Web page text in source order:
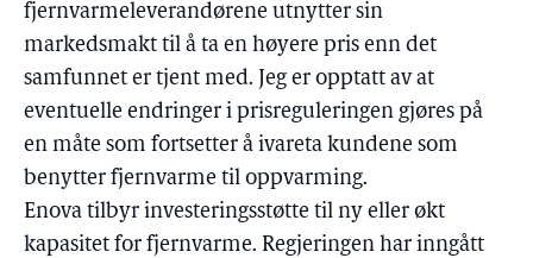
fjernvarmeleverandørene utnytter sin
markedsmakt til å ta en høyere pris enn det
samfunnet er tjent med. Jeg er opptatt av at
eventuelle endringer i prisreguleringen gjøres på
en måte som fortsetter å ivareta kundene som
benytter fjernvarme til oppvarming.
Enova tilbyr investeringsstøtte til ny eller økt
kapasitet for fjernvarme. Regjeringen har inngått